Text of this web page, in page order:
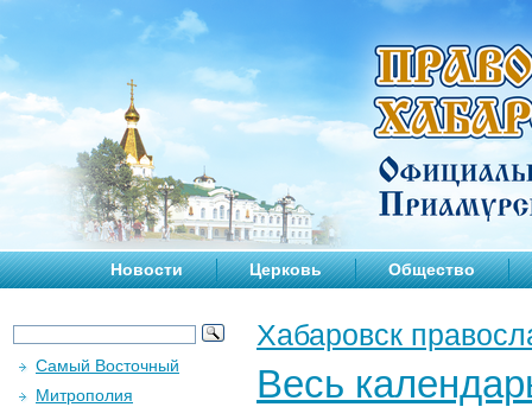
Новости Церковь Общество
Хабаровск
Весь
Самый Восточный
Митрополия